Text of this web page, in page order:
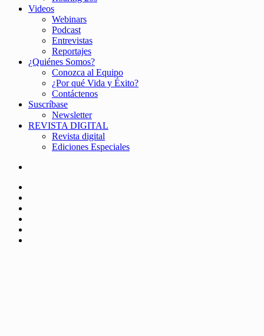
Videos
Webinars
Podcast
Entrevistas
Reportajes
¿Quiénes Somos?
Conozca al Equipo
¿Por qué Vida y Éxito?
Contáctenos
Suscríbase
Newsletter
REVISTA DIGITAL
Revista digital
Ediciones Especiales